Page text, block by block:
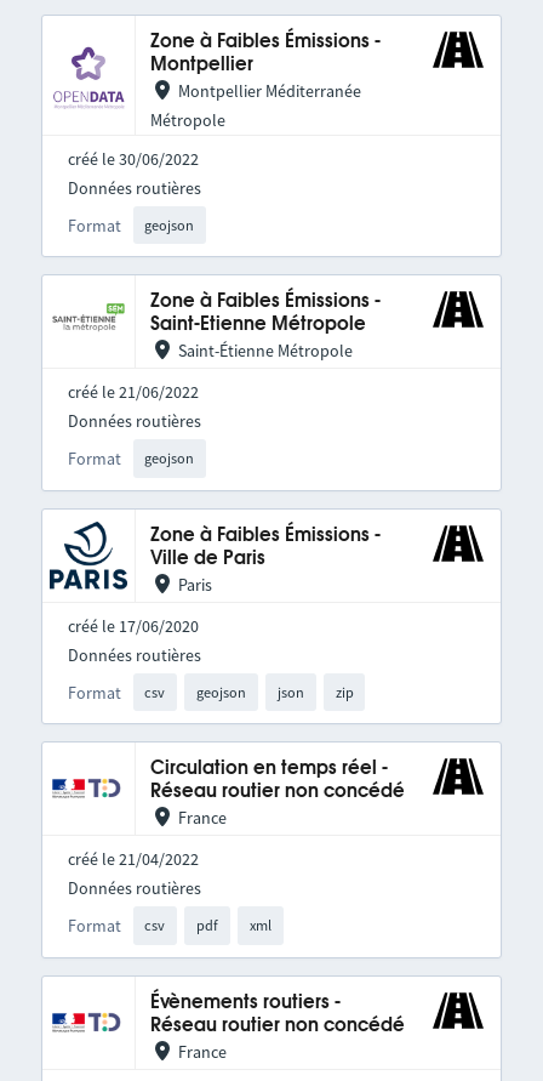
Zone à Faibles Émissions -
Montpellier
Montpellier Méditerranée
Métropole
créé le 30/06/2022
Format geojson
Données routières
Zone à Faibles Émissions -
Saint-Etienne Métropole
Saint-Étienne Métropole
créé le 21/06/2022
Format geojson
Données routières
Zone à Faibles Émissions -
Ville de Paris
Paris
créé le 17/06/2020
Format csv geojson json zip
Données routières
Circulation en temps réel -
Réseau routier non concédé
France
créé le 21/04/2022
Format csv pdf xml
Données routières
Évènements routiers -
Réseau routier non concédé
France